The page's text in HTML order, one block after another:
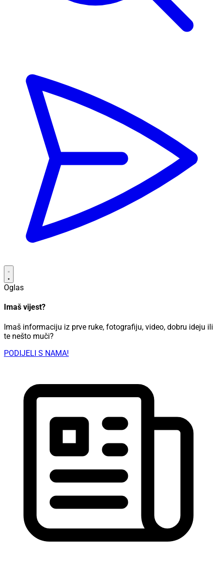
Oglas
Imaš vijest?
Imaš informaciju iz prve ruke, fotografiju, video, dobru ideju ili
te nešto muči?
PODIJELI S NAMA!